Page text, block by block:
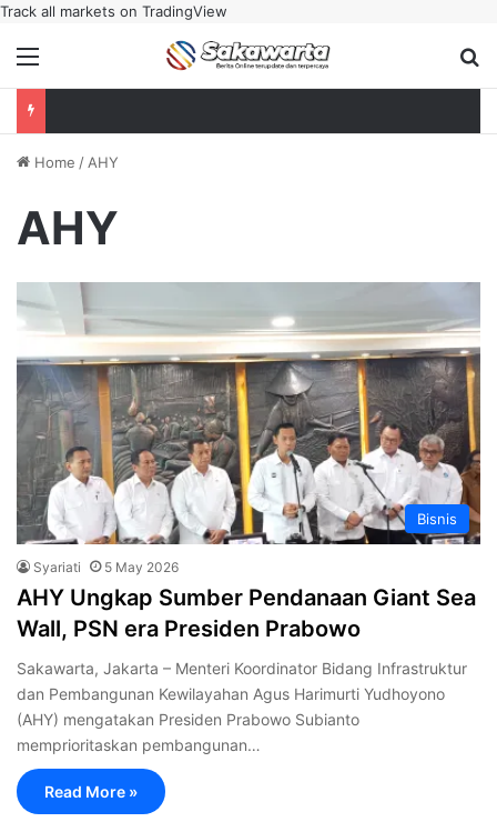
Track all markets on TradingView
Menu
Home /AHY
AHY
Bisnis
Syariati 5 May 2026
AHY Ungkap Sumber Pendanaan Giant Sea
Wall, PSN era Presiden Prabowo
Sakawarta, ‎Jakarta – Menteri Koordinator Bidang Infrastruktur
dan Pembangunan Kewilayahan Agus Harimurti Yudhoyono
(AHY) mengatakan Presiden Prabowo Subianto
memprioritaskan pembangunan…
Read More »